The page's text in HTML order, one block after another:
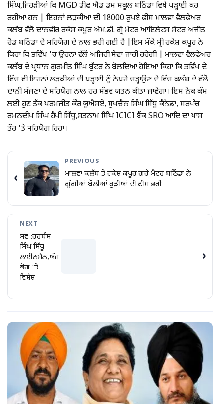
ਸਿੰਘ,ਜਿਹੜੀਆਂ ਕਿ MGD ਡੀਫ ਐਂਡ ਡਮ ਸਕੂਲ ਬਠਿੰਡਾ ਵਿਖੇ ਪੜ੍ਹਾਈ ਕਰ
ਰਹੀਆਂ ਹਨ | ਇਹਨਾਂ ਲੜਕੀਆਂ ਦੀ 18000 ਰੁਪਏ ਫੀਸ ਮਾਲਵਾ ਵੈਲਫੇਅਰ
ਕਲੱਬ ਵੱਲੋਂ ਦਾਨਵੀਰ ਰਕੇਸ਼ ਕਪੂਰ ਐਮ.ਡੀ. ਗ੍ਰੇ ਮੈਟਰ ਆਇਲੈਟਸ ਸੈਂਟਰ ਅਜੀਤ
ਰੋਡ ਬਠਿੰਡਾ ਦੇ ਸਹਿਯੋਗ ਦੇ ਨਾਲ ਭਰੀ ਗਈ ਹੈ |ਇਸ ਮੌਕੇ ਸ੍ਰੀ ਰਕੇਸ਼ ਕਪੂਰ ਨੇ
ਕਿਹਾ ਕਿ ਭਵਿੱਖ 'ਚ ਉਹਨਾਂ ਵੱਲੋਂ ਅਜਿਹੀ ਸੇਵਾ ਜਾਰੀ ਰਹੇਗੀ | ਮਾਲਵਾ ਵੈਲਫੇਅਰ
ਕਲੱਬ ਦੇ ਪ੍ਰਧਾਨ ਗੁਰਮੀਤ ਸਿੰਘ ਬੁੱਟਰ ਨੇ ਬੋਲਦਿਆਂ ਹੋਇਆ ਕਿਹਾ ਕਿ ਭਵਿੱਖ ਦੇ
ਵਿੱਚ ਵੀ ਇਹਨਾਂ ਲੜਕੀਆਂ ਦੀ ਪੜ੍ਹਾਈ ਨੂੰ ਨੇਪਰੇ ਚੜ੍ਹਾਉਣ ਦੇ ਵਿੱਚ ਕਲੱਬ ਦੇ ਵੱਲੋਂ
ਦਾਨੀ ਸੱਜਣਾ ਦੇ ਸਹਿਯੋਗ ਨਾਲ ਹਰ ਸੰਭਵ ਯਤਨ ਕੀਤਾ ਜਾਵੇਗਾ। ਇਸ ਨੇਕ ਕੰਮ
ਲਈ ਹੁਣ ਤੱਕ ਪਰਮਜੀਤ ਕੌਰ ਯੂਐਸਏ, ਸੁਖਚੈਨ ਸਿੰਘ ਸਿੱਧੂ ਕੈਨੇਡਾ, ਸਰਪੰਚ
ਰਮਨਦੀਪ ਸਿੰਘ ਹੈਪੀ ਸਿੱਧੂ,ਸਤਨਾਮ ਸਿੰਘ ICICI ਬੈਂਕ SRO ਆਦਿ ਦਾ ਖਾਸ
ਤੌਰ 'ਤੇ ਸਹਿਯੋਗ ਰਿਹਾ।
‹
PREVIOUS
ਮਾਲਵਾ ਕਲੱਬ ਤੇ ਰਕੇਸ਼ ਕਪੂਰ ਗਰੇ ਮੈਟਰ ਬਠਿੰਡਾ ਨੇ
ਗੂੰਗੀਆਂ ਬੋਲੀਆਂ ਕੁੜੀਆਂ ਦੀ ਫੀਸ ਭਰੀ
NEXT
ਸਵ :ਹਰਬੰਸ
ਸਿੰਘ ਸਿੱਧੂ
ਲਾਈਨਮੈਨ,ਅੱਜ
ਭੋਗ 'ਤੇ
ਵਿਸ਼ੇਸ਼
›